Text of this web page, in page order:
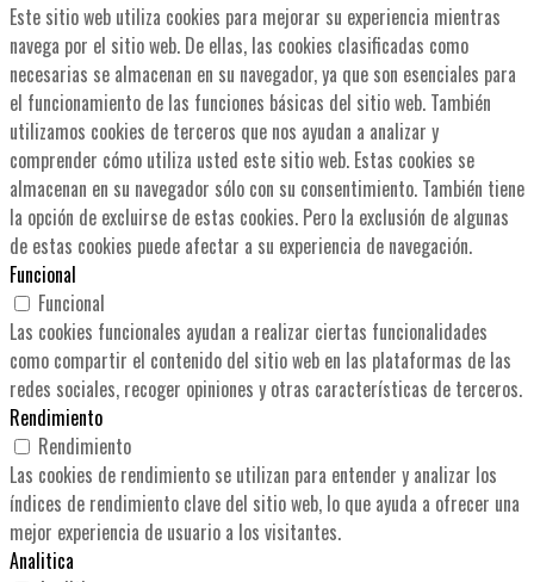
Este sitio web utiliza cookies para mejorar su experiencia mientras
navega por el sitio web. De ellas, las cookies clasificadas como
necesarias se almacenan en su navegador, ya que son esenciales para
el funcionamiento de las funciones básicas del sitio web. También
utilizamos cookies de terceros que nos ayudan a analizar y
comprender cómo utiliza usted este sitio web. Estas cookies se
almacenan en su navegador sólo con su consentimiento. También tiene
la opción de excluirse de estas cookies. Pero la exclusión de algunas
de estas cookies puede afectar a su experiencia de navegación.
Funcional
Funcional
Las cookies funcionales ayudan a realizar ciertas funcionalidades
como compartir el contenido del sitio web en las plataformas de las
redes sociales, recoger opiniones y otras características de terceros.
Rendimiento
Rendimiento
Las cookies de rendimiento se utilizan para entender y analizar los
índices de rendimiento clave del sitio web, lo que ayuda a ofrecer una
mejor experiencia de usuario a los visitantes.
Analitica